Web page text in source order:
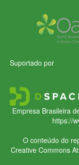
Suportado por
Empresa Brasileira
https://
O conteúdo do
Creative Commons